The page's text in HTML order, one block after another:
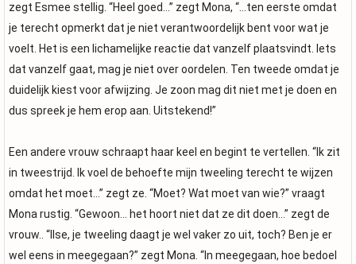
zegt Esmee stellig. “Heel goed…” zegt Mona, “…ten eerste omdat
je terecht opmerkt dat je niet verantwoordelijk bent voor wat je
voelt. Het is een lichamelijke reactie dat vanzelf plaatsvindt. Iets
dat vanzelf gaat, mag je niet over oordelen. Ten tweede omdat je
duidelijk kiest voor afwijzing. Je zoon mag dit niet met je doen en
dus spreek je hem erop aan. Uitstekend!”
Een andere vrouw schraapt haar keel en begint te vertellen. “Ik zit
in tweestrijd. Ik voel de behoefte mijn tweeling terecht te wijzen
omdat het moet…” zegt ze. “Moet? Wat moet van wie?” vraagt
Mona rustig. “Gewoon… het hoort niet dat ze dit doen…” zegt de
vrouw.. “Ilse, je tweeling daagt je wel vaker zo uit, toch? Ben je er
wel eens in meegegaan?” zegt Mona. “In meegegaan, hoe bedoel